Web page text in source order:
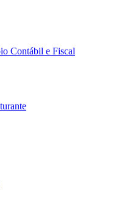
Contábil e Fiscal